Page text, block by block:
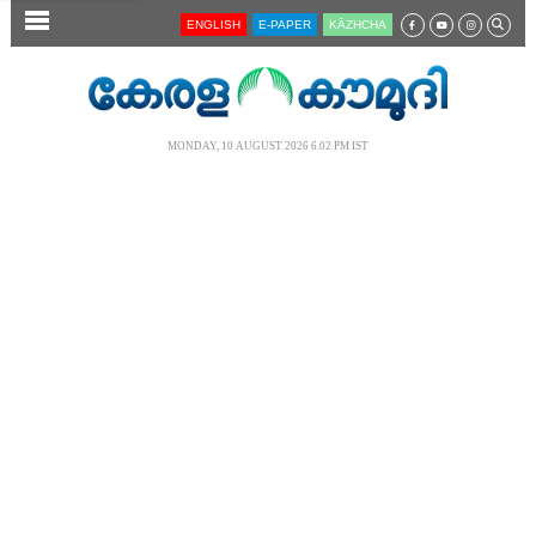
SECTIONS ENGLISH E-PAPER KĀZHCHA
MONDAY, 10 AUGUST 2026 6.02 PM IST